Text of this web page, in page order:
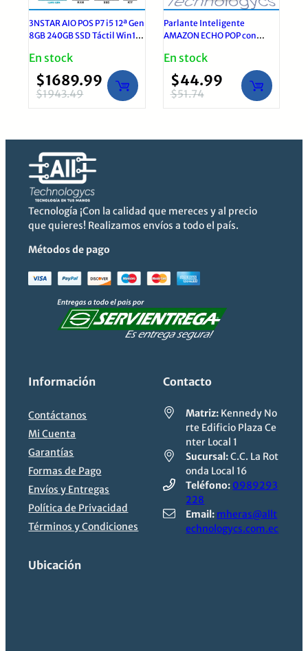
3NSTAR AIO POS P7 i5 12ª Gen
8GB 240GB SSD Táctil Win11
En stock
$1943.49
original
era:
$1943.49.
$1689.99
actual
es:
$1689.99.
Parlante Inteligente
AMAZON ECHO POP con
En stock
$51.74
original
$44.99
actual
Tecnología ¡Con la calidad que mereces y al precio
que quieres! Realizamos envíos a todo el país.
Métodos de pago
Información
Contáctanos
Mi Cuenta
Garantías
Formas de Pago
Envíos y Entregas
Política de Privacidad
Términos y Condiciones
Contacto
Matriz: Kennedy No
rte Edificio Plaza Ce
nter Local 1
Sucursal:C.C. La Rot
onda Local 16
Teléfono: 0989293
228
Email: mheras@allt
echnologycs.com.ec
Ubicación